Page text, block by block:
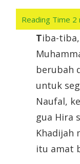
Τiba-
berubah
untuk
Naufal,
gua Hira
Khadijah
itu amat